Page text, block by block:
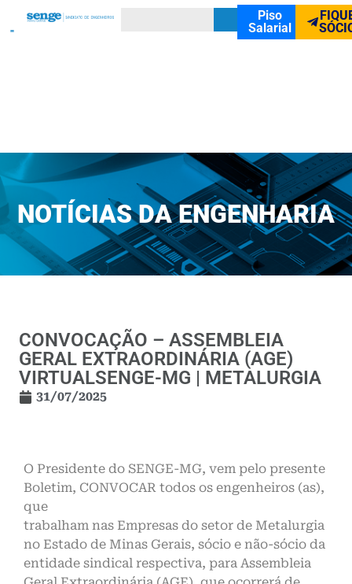
Piso
Salarial
NOTÍCIAS DA ENGENHARIA
CONVOCAÇÃO – ASSEMBLEIA
GERAL EXTRAORDINÁRIA (AGE)
VIRTUALSENGE-MG | METALURGIA
31/07/2025
O Presidente do SENGE-MG, vem pelo presente
Boletim, CONVOCAR todos os engenheiros (as),
que
trabalham nas Empresas do setor de Metalurgia
no Estado de Minas Gerais, sócio e não-sócio da
entidade sindical respectiva, para Assembleia